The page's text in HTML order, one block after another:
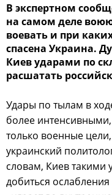
В экспертном
на самом деле
воевать и при
спасена Украина.
Киев ударами по
расшатать
Удары по тылам в
более
только военные
украинский
словам, Киев такими
добиться